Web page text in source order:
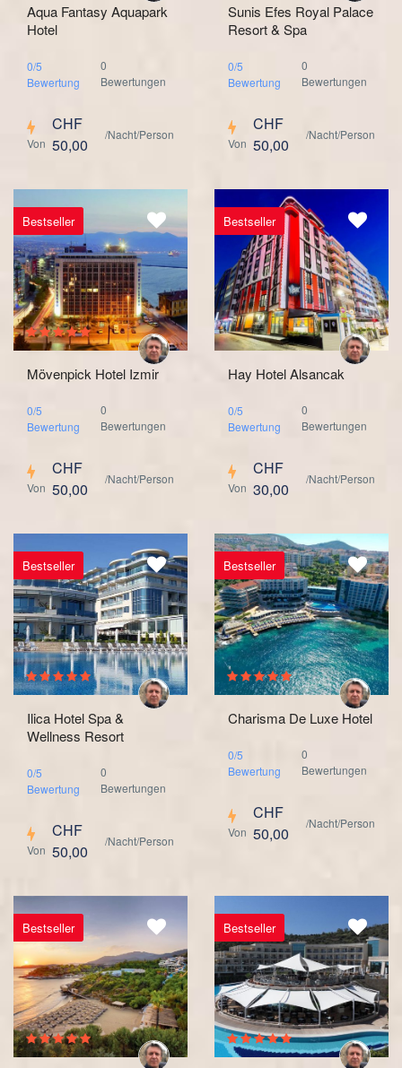
Aqua Fantasy Aquapark
Hotel
0/5
Bewertung
0
Bewertungen
Von
CHF
50,00
/Nacht/Person
Sunis Efes Royal Palace
Resort & Spa
0/5
Bewertung
0
Bewertungen
Von
CHF
50,00
/Nacht/Person
Bestseller
Mövenpick Hotel Izmir
0/5
Bewertung
0
Bewertungen
Von
CHF
50,00
/Nacht/Person
Bestseller
Hay Hotel Alsancak
0/5
Bewertung
0
Bewertungen
Von
CHF
30,00
/Nacht/Person
Bestseller
Ilica Hotel Spa &
Wellness Resort
0/5
Bewertung
0
Bewertungen
Von
CHF
50,00
/Nacht/Person
Bestseller
Charisma De Luxe Hotel
0/5
Bewertung
0
Bewertungen
Von
CHF
50,00
/Nacht/Person
Bestseller Bestseller